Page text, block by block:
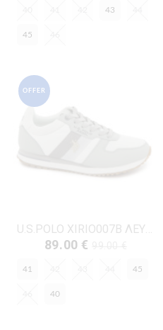
43
45
OFFER
U.S.POLO XIRIO007B ΛΕΥΚΟ ΥΦΑΣΜΑ
89.00 €
41 45
40